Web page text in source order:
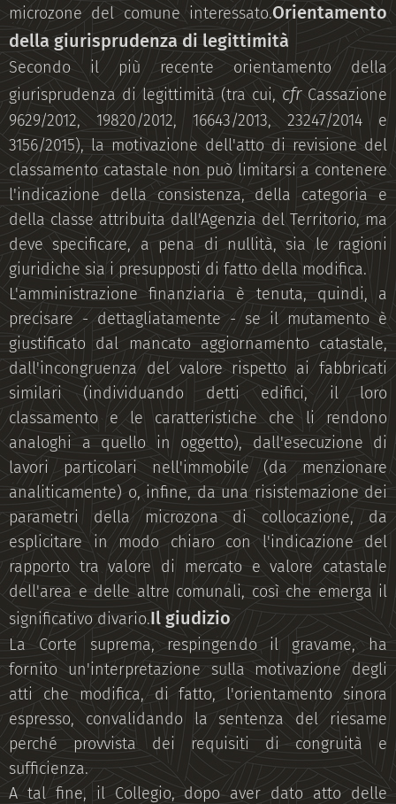
microzone del comune interessato.Orientamento
della giurisprudenza di legittimità
Secondo il più recente orientamento della
giurisprudenza di legittimità (tra cui, cfrCassazione
9629/2012, 19820/2012, 16643/2013, 23247/2014 e
3156/2015), la motivazione dell'atto di revisione del
classamento catastale non può limitarsi a contenere
l'indicazione della consistenza, della categoria e
della classe attribuita dall'Agenzia del Territorio, ma
deve specificare, a pena di nullità, sia le ragioni
giuridiche sia i presupposti di fatto della modifica.
L'amministrazione finanziaria è tenuta, quindi, a
precisare - dettagliatamente - se il mutamento è
giustificato dal mancato aggiornamento catastale,
dall'incongruenza del valore rispetto ai fabbricati
similari (individuando detti edifici, il loro
classamento e le caratteristiche che li rendono
analoghi a quello in oggetto), dall'esecuzione di
lavori particolari nell'immobile (da menzionare
analiticamente) o, infine, da una risistemazione dei
parametri della microzona di collocazione, da
esplicitare in modo chiaro con l'indicazione del
rapporto tra valore di mercato e valore catastale
dell'area e delle altre comunali, così che emerga il
significativo divario.Il giudizio
La Corte suprema, respingendo il gravame, ha
fornito un'interpretazione sulla motivazione degli
atti che modifica, di fatto, l'orientamento sinora
espresso, convalidando la sentenza del riesame
perché provvista dei requisiti di congruità e
sufficienza.
A tal fine, il Collegio, dopo aver dato atto delle